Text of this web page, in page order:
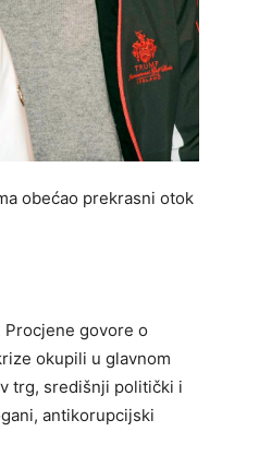
obećao prekrasni otok
govore o
okupili u glavnom
trg, središnji politički i
antikorupcijski